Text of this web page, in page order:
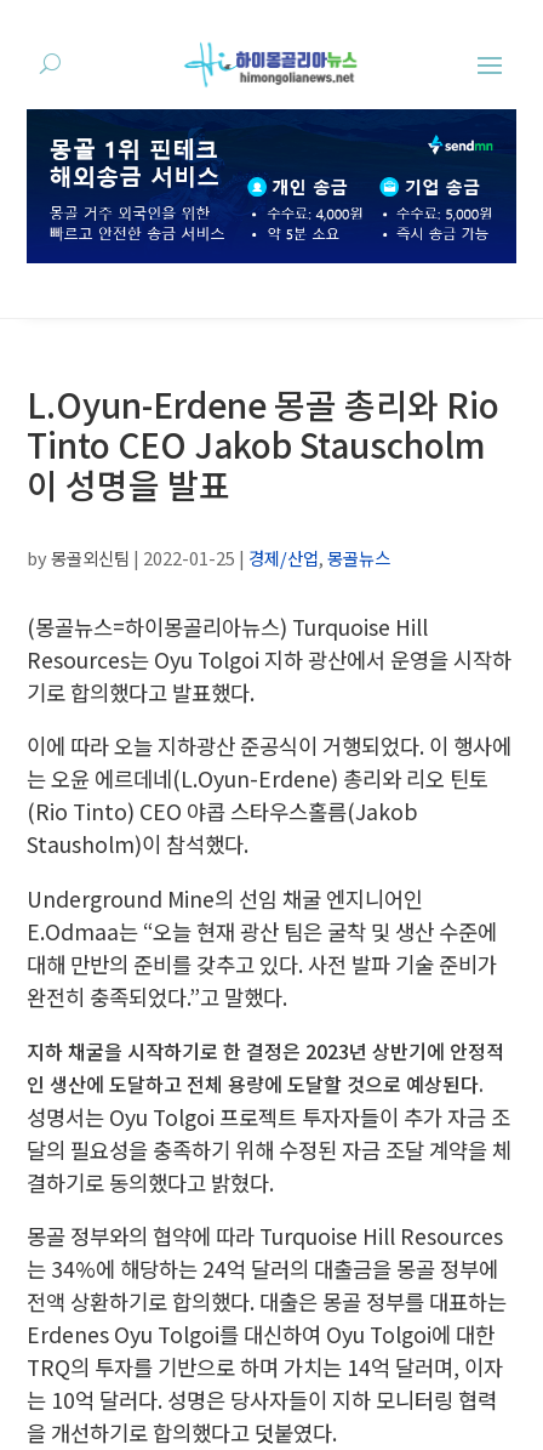
L.Oyun-Erdene 몽골 총리와 Rio
Tinto CEO Jakob Stauscholm
이 성명을 발표
by몽골외신팀 | 2022-01-25 | 경제/산업,몽골뉴스
(몽골뉴스=하이몽골리아뉴스) Turquoise Hill
Resources는 Oyu Tolgoi 지하 광산에서 운영을 시작하
기로 합의했다고 발표했다.
이에 따라 오늘 지하광산 준공식이 거행되었다. 이 행사에
는 오윤 에르데네(L.Oyun-Erdene) 총리와 리오 틴토
(Rio Tinto) CEO 야콥 스타우스홀름(Jakob
Stausholm)이 참석했다.
Underground Mine의 선임 채굴 엔지니어인
E.Odmaa는 “오늘 현재 광산 팀은 굴착 및 생산 수준에
대해 만반의 준비를 갖추고 있다. 사전 발파 기술 준비가
완전히 충족되었다.”고 말했다.
지하 채굴을 시작하기로 한 결정은 2023년 상반기에 안정적
인 생산에 도달하고 전체 용량에 도달할 것으로 예상된다.
성명서는 Oyu Tolgoi 프로젝트 투자자들이 추가 자금 조
달의 필요성을 충족하기 위해 수정된 자금 조달 계약을 체
결하기로 동의했다고 밝혔다.
몽골 정부와의 협약에 따라 Turquoise Hill Resources
는 34%에 해당하는 24억 달러의 대출금을 몽골 정부에
전액 상환하기로 합의했다. 대출은 몽골 정부를 대표하는
Erdenes Oyu Tolgoi를 대신하여 Oyu Tolgoi에 대한
TRQ의 투자를 기반으로 하며 가치는 14억 달러며, 이자
는 10억 달러다. 성명은 당사자들이 지하 모니터링 협력
을 개선하기로 합의했다고 덧붙였다.